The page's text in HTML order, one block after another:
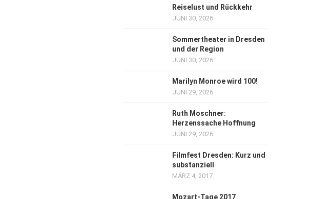
Reiselust und Rückkehr
JUNI 30, 2026
Sommertheater in Dresden
und der Region
JUNI 30, 2026
Marilyn Monroe wird 100!
JUNI 29, 2026
Ruth Moschner:
Herzenssache Hoffnung
JUNI 29, 2026
Filmfest Dresden: Kurz und
substanziell
MÄRZ 4, 2017
Mozart-Tage 2017